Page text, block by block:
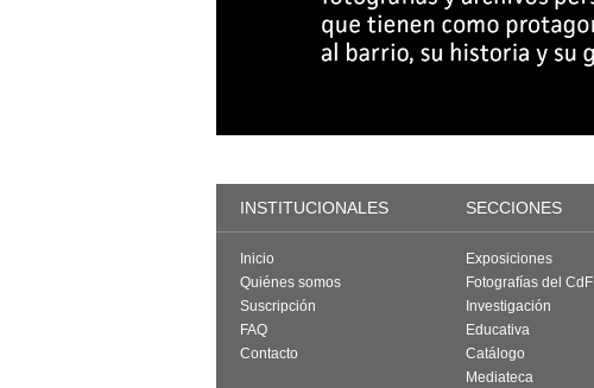
INSTITUCIONALES SECCIONES
Inicio
Quiénes somos
Suscripción
FAQ
Contacto
Exposiciones
Fotografías del CdF
Investigación
Educativa
Catálogo
Mediateca